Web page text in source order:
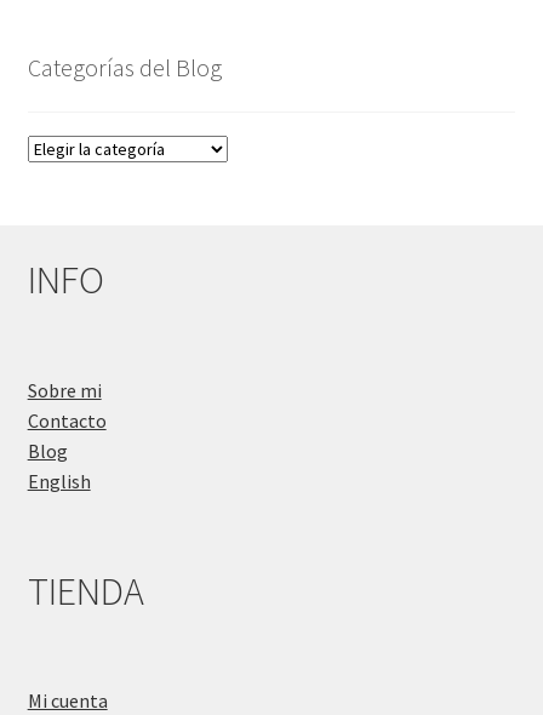
Categorías del Blog
Categorías
INFO
Sobre mi
Contacto
Blog
English
TIENDA
Mi cuenta